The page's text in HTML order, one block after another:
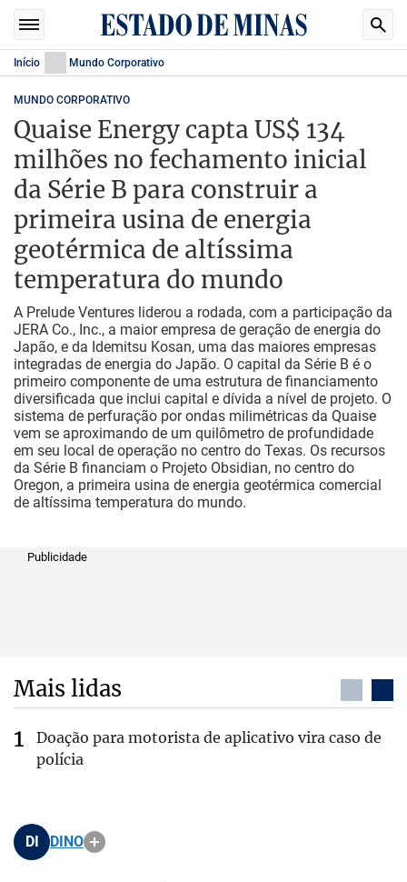
Início Mundo Corporativo
MUNDO CORPORATIVO
Quaise Energy capta US$ 134
milhões no fechamento inicial
da Série B para construir a
primeira usina de energia
geotérmica de altíssima
temperatura do mundo
A Prelude Ventures liderou a rodada, com a participação da
JERA Co., Inc., a maior empresa de geração de energia do
Japão, e da Idemitsu Kosan, uma das maiores empresas
integradas de energia do Japão. O capital da Série B é o
primeiro componente de uma estrutura de financiamento
diversificada que inclui capital e dívida a nível de projeto. O
sistema de perfuração por ondas milimétricas da Quaise
vem se aproximando de um quilômetro de profundidade
em seu local de operação no centro do Texas. Os recursos
da Série B financiam o Projeto Obsidian, no centro do
Oregon, a primeira usina de energia geotérmica comercial
de altíssima temperatura do mundo.
Publicidade
Mais lidas
Doação para motorista de aplicativo vira caso de
polícia
DI DINO